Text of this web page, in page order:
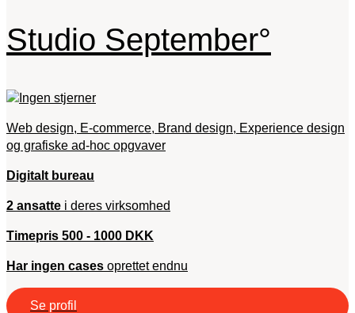
Studio September°
Web design, E-commerce, Brand design, Experience design
og grafiske ad-hoc opgvaver
Digitalt bureau
2 ansatte i deres virksomhed
Timepris 500 - 1000 DKK
Har ingen cases oprettet endnu
Se profil